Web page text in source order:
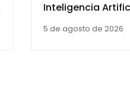
Inteligencia
Aplicada a la
5 de agosto de 2026